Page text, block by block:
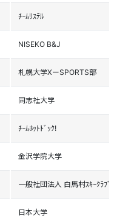
ﾁｰﾑﾘｽﾃﾙ
NISEKO B&J
札幌大学XーSPORTS部
同志社大学
ﾁｰﾑﾎｯﾄﾄﾞｯｸ!
金沢学院大学
一般社団法人 白馬村ｽｷｰｸﾗﾌﾞ
日本大学